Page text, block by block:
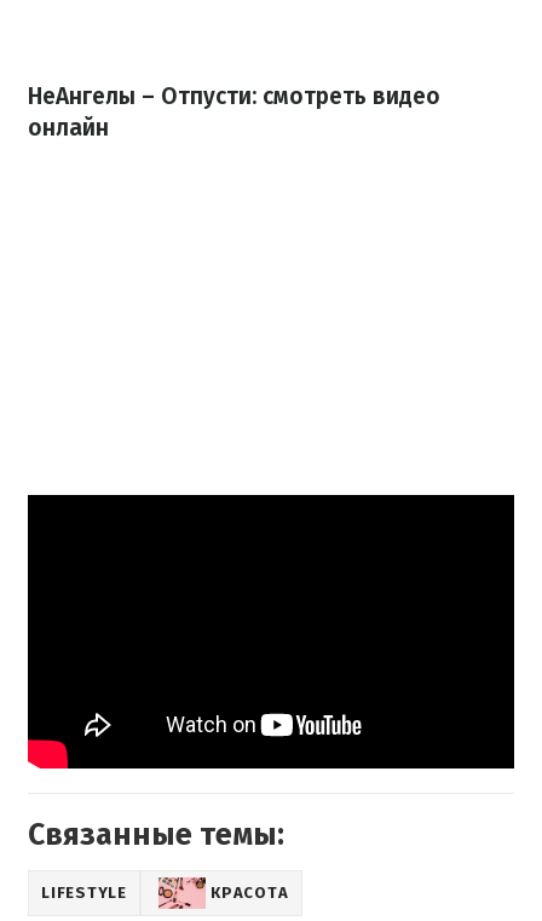
НеАнгелы – Отпусти: смотреть видео
онлайн
Связанные темы:
LIFESTYLE КРАСОТА